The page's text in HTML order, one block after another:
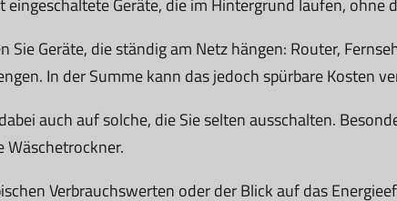
Geräte, die im Hintergrund laufen, ohne
Geräte, die ständig am Netz hängen: Router,
In der Summe kann das jedoch spürbare Kosten
auch auf solche, die Sie selten ausschalten.
Wäschetrockner.
Verbrauchswerten oder der Blick auf das